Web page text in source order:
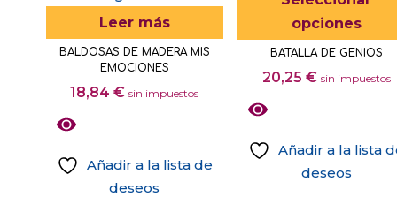
Leer más
BALDOSAS DE MADERA MIS
EMOCIONES
18,84€ sin impuestos
Añadir a la lista de
deseos
opciones
BATALLA DE GENIOS
20,25 € sin impuestos
Añadir a la lista
deseos